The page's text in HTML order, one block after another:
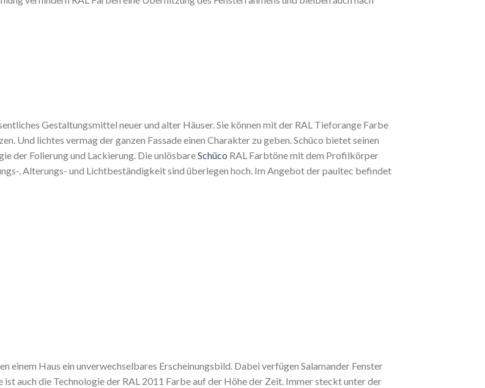
Gestaltungsmittel neuer und alter Häuser. Sie können mit der RAL Tieforange Farbe
Und lichtes vermag der ganzen Fassade einen Charakter zu geben. Schüco bietet seinen
der Folierung und Lackierung. Die unlösbareSchüco RAL Farbtöne mit dem Profilkörper
, Alterungs- und Lichtbeständigkeit sind überlegen hoch. Im Angebot der paultec befindet
einem Haus ein unverwechselbares Erscheinungsbild. Dabei verfügen Salamander Fenster
auch die Technologie der RAL 2011 Farbe auf der Höhe der Zeit. Immer steckt unter der